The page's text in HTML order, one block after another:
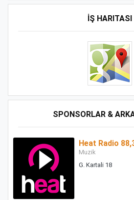
İŞ HARITASI
SPONSORLAR &
Heat Radio
Muzik
G. Kartali 18